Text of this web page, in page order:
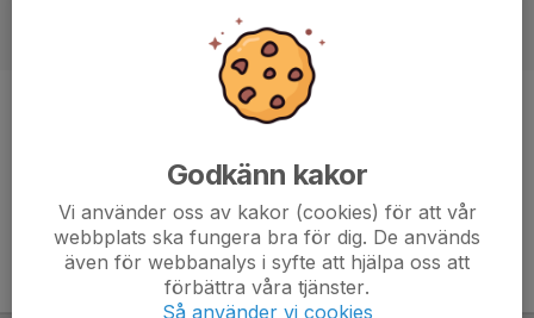
Ledare
Godkänn kakor
Vi använder oss av kakor (cookies) för att vår
webbplats ska fungera bra för dig. De används
även för webbanalys i syfte att hjälpa oss att
förbättra våra tjänster.
Så använder vi cookies